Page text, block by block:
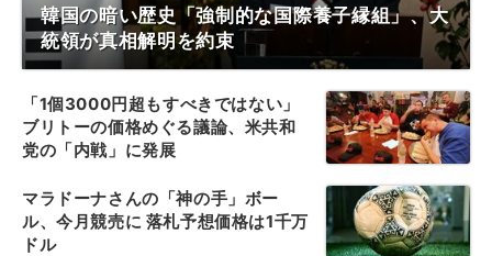
韓国の暗い歴史「強制的な国際養子縁組」、大
統領が真相解明を約束
「1個3000円超もすべきではない」
ブリトーの価格めぐる議論、米共和
党の「内戦」に発展
マラドーナさんの「神の手」ボー
ル、今月競売に 落札予想価格は1千万
ドル